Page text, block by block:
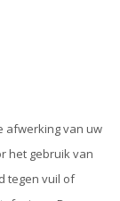
afwerking van uw
het gebruik van
tegen vuil of